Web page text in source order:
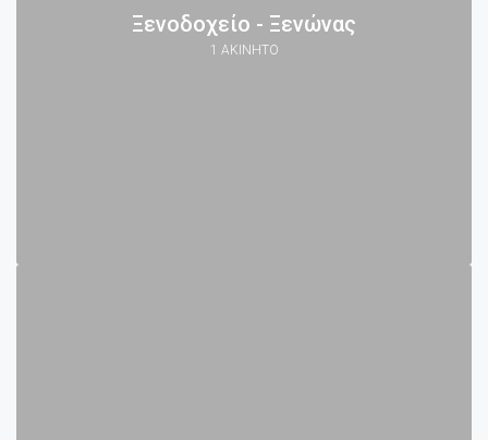
Ξενοδοχείο - Ξενώνας
1 ΑΚΊΝΗΤΟ